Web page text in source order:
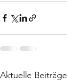
Aktuelle Beiträge